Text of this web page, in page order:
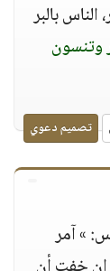
بالبر
وتنسون
تصميم دعوي
» آمر